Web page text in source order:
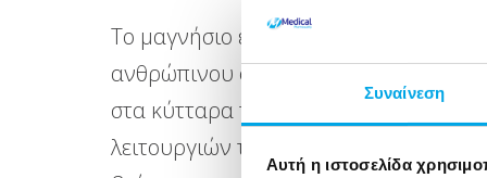
Συναίνεση
Αυτή η ιστοσελίδα
Το μαγνήσιο είναι ένα σημαντικό
ανθρώπινου οργανισμού,
στα κύτταρα του ανθρώπου και
λειτουργιών τους. Το σώμα μας